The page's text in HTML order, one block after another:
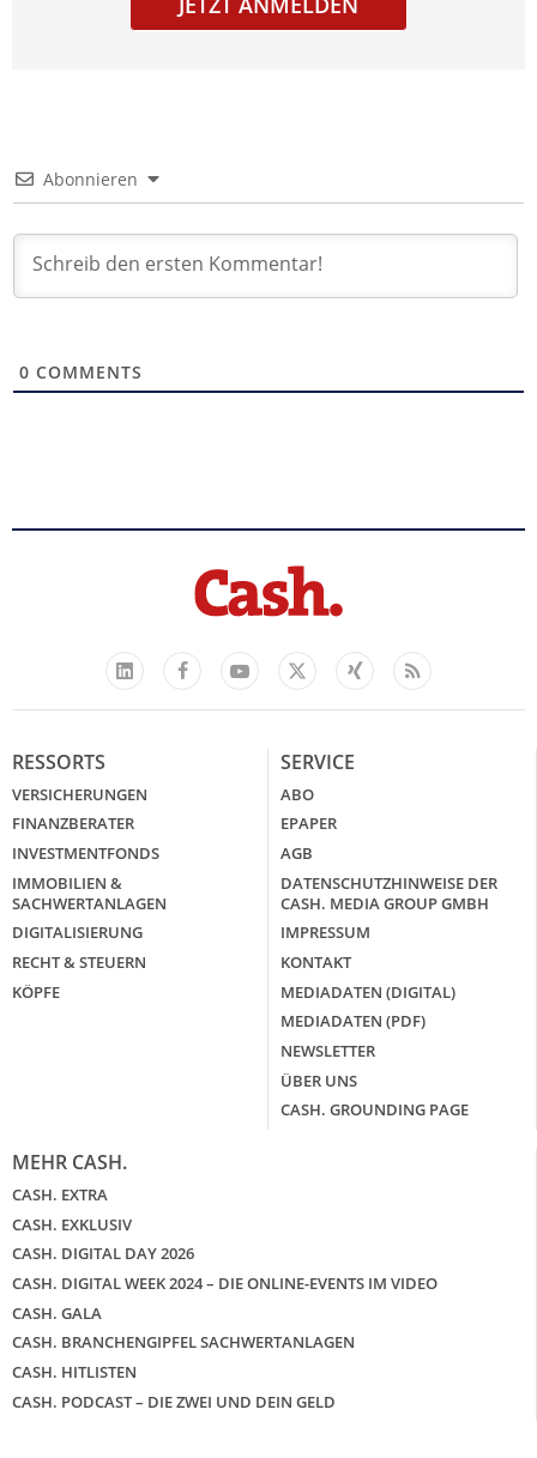
Abonnieren
0 COMMENTS
LinkedIn
FacebookYouTube
X
Xing Feed
RESSORTS
VERSICHERUNGEN
FINANZBERATER
INVESTMENTFONDS
IMMOBILIEN &
SACHWERTANLAGEN
DIGITALISIERUNG
RECHT & STEUERN
KÖPFE
SERVICE
ABO
EPAPER
AGB
DATENSCHUTZHINWEISE DER
CASH. MEDIA GROUP GMBH
IMPRESSUM
KONTAKT
MEDIADATEN (DIGITAL)
MEDIADATEN (PDF)
NEWSLETTER
ÜBER UNS
CASH. GROUNDING PAGE
MEHR CASH.
CASH. EXTRA
CASH. EXKLUSIV
CASH. DIGITAL DAY 2026
CASH. DIGITAL WEEK 2024 – DIE ONLINE-EVENTS IM VIDEO
CASH. GALA
CASH. BRANCHENGIPFEL SACHWERTANLAGEN
CASH. HITLISTEN
CASH. PODCAST – DIE ZWEI UND DEIN GELD